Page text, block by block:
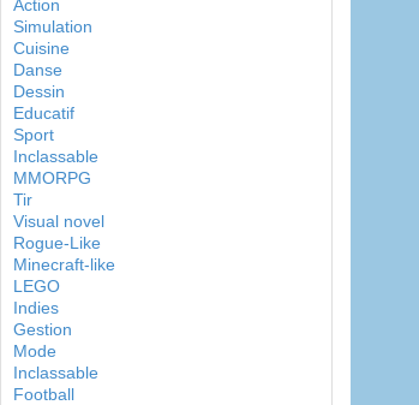
Action
Simulation
Cuisine
Danse
Dessin
Educatif
Sport
Inclassable
MMORPG
Tir
Visual novel
Rogue-Like
Minecraft-like
LEGO
Indies
Gestion
Mode
Inclassable
Football